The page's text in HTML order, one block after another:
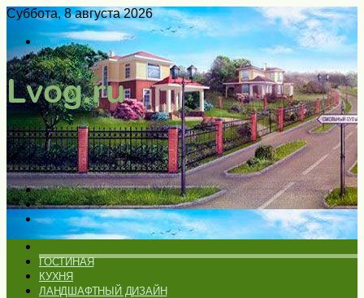
Суббота, 8 августа 2026
Войти
Switch
skin
Меню
Искать
Switch
skin
ГОСТИНАЯ
КУХНЯ
ЛАНДШАФТНЫЙ ДИЗАЙН